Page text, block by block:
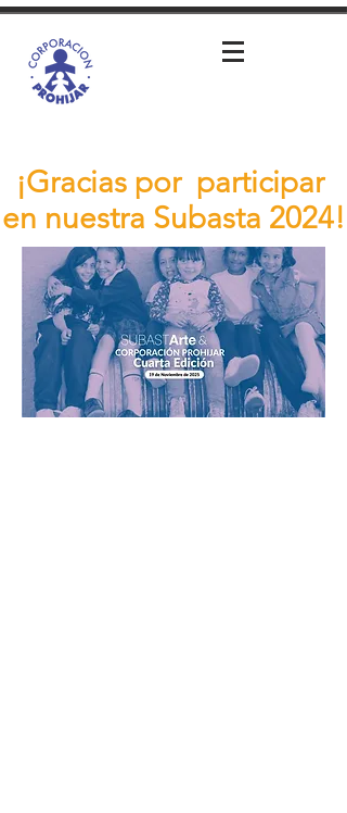
¡Gracias por participar
en nuestra Subasta 2024!